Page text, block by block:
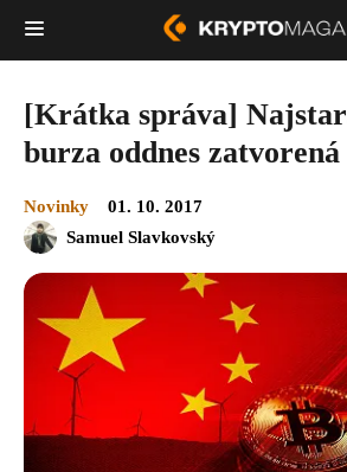
[Krátka správa]
burza oddnes
Novinky
01. 10. 2017
Samuel Slavkovský